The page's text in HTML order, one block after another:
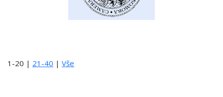
1-20 | 21-40 | Vše